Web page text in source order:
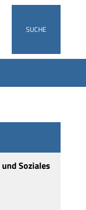
SUCHE
Soziales